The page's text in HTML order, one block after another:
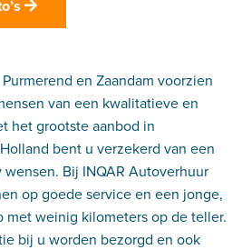
en Zaandam voorzien
van een kwalitatieve en
het grootste aanbod in
bent u verzekerd van een
Bij INQAR Autoverhuur
op goede service en een jonge,
met weinig kilometers op de teller.
bij u worden bezorgd en ook